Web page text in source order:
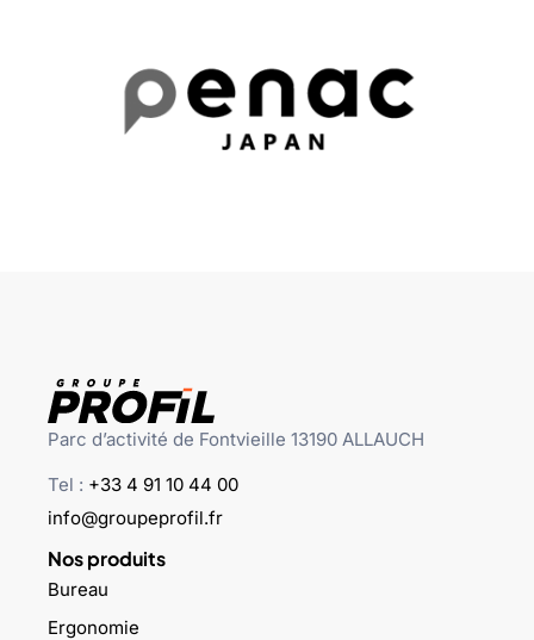
Parc d’activité de Fontvieille 13190 ALLAUCH
Tel : +33 4 91 10 44 00
info@groupeprofil.fr
Nos produits
Bureau
Ergonomie